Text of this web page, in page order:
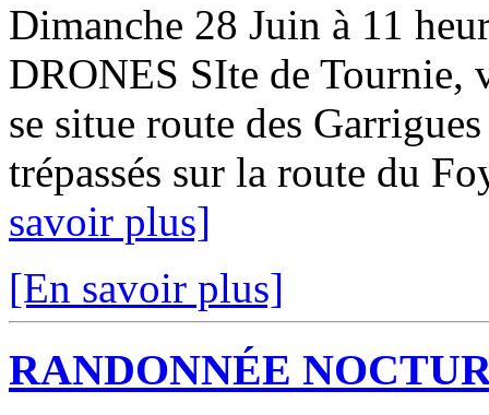
Dimanche 28 Juin à 11
DRONES SIte de Tournie,
se situe route des
trépassés sur la route du
savoir plus]
[En savoir plus]
RANDONNÉE